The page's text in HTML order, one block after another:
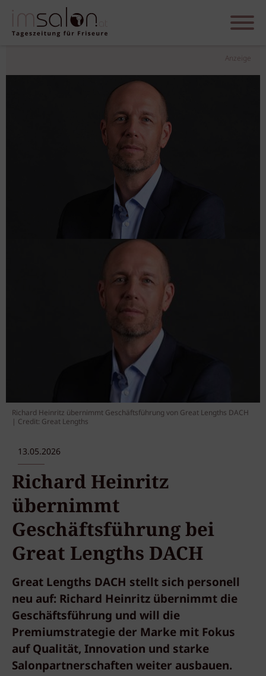
Anzeige
Richard Heinritz übernimmt Geschäftsführung von Great Lengths DACH
| Credit: Great Lengths
13.05.2026
Richard Heinritz
übernimmt
Geschäftsführung bei
Great Lengths DACH
Great Lengths DACH stellt sich personell
neu auf: Richard Heinritz übernimmt die
Geschäftsführung und will die
Premiumstrategie der Marke mit Fokus
auf Qualität, Innovation und starke
Salonpartnerschaften weiter ausbauen.